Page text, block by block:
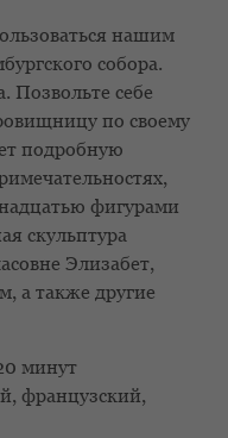
нашим
собора.
Позвольте себе
по своему
подробную
фигурами
скульптура
Элизабет,
а также другие
минут
французский,